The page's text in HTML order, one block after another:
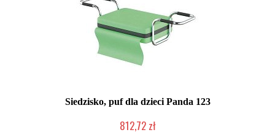
Siedzisko, puf dla dzieci Panda 123
812,72 zł